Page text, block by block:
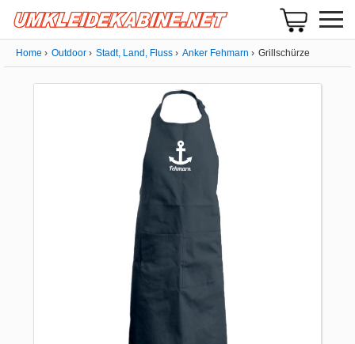
Home Outdoor Stadt, Land, Fluss Anker Fehmarn Grillschürze